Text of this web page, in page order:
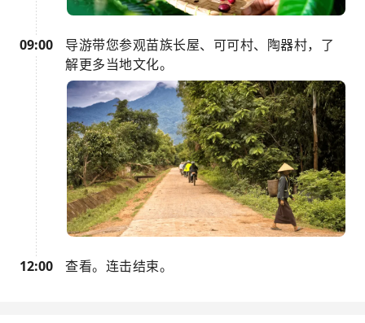
09:00
导游带您参观苗族长屋、可可村、陶器村，了
解更多当地文化。
12:00 查看。连击结束。